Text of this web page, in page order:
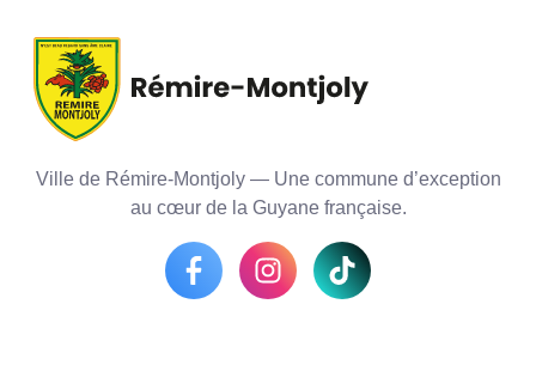
Ville de Rémire-Montjoly — Une commune d’exception
au cœur de la Guyane française.